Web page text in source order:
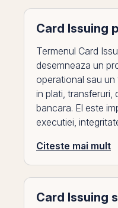
Card Issuing
Termenul Card
desemneaza un
operational sau
in plati, transferuri,
bancara. El este
executiei,
Citeste mai mult
Card Issuing